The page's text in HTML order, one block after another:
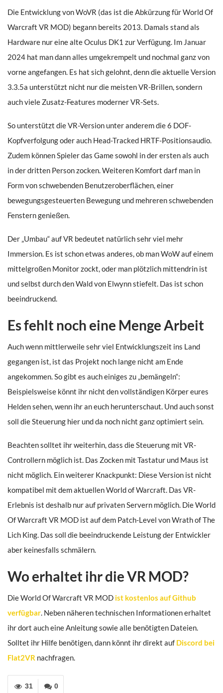
Die Entwicklung von WoVR (das ist die Abkürzung für World Of
Warcraft VR MOD) begann bereits 2013. Damals stand als
Hardware nur eine alte Oculus DK1 zur Verfügung. Im Januar
2024 hat man dann alles umgekrempelt und nochmal ganz von
vorne angefangen. Es hat sich gelohnt, denn die aktuelle Version
3.3.5a unterstützt nicht nur die meisten VR-Brillen, sondern
auch viele Zusatz-Features moderner VR-Sets.
So unterstützt die VR-Version unter anderem die 6 DOF-
Kopfverfolgung oder auch Head-Tracked HRTF-Positionsaudio.
Zudem können Spieler das Game sowohl in der ersten als auch
in der dritten Person zocken. Weiteren Komfort darf man in
Form von schwebenden Benutzeroberflächen, einer
bewegungsgesteuerten Bewegung und mehreren schwebenden
Fenstern genießen.
Der „Umbau“ auf VR bedeutet natürlich sehr viel mehr
Immersion. Es ist schon etwas anderes, ob man WoW auf einem
mittelgroßen Monitor zockt, oder man plötzlich mittendrin ist
und selbst durch den Wald von Elwynn stiefelt. Das ist schon
beeindruckend.
Es fehlt noch eine Menge Arbeit
Auch wenn mittlerweile sehr viel Entwicklungszeit ins Land
gegangen ist, ist das Projekt noch lange nicht am Ende
angekommen. So gibt es auch einiges zu „bemängeln“:
Beispielsweise könnt ihr nicht den vollständigen Körper eures
Helden sehen, wenn ihr an euch herunterschaut. Und auch sonst
soll die Steuerung hier und da noch nicht ganz optimiert sein.
Beachten solltet ihr weiterhin, dass die Steuerung mit VR-
Controllern möglich ist. Das Zocken mit Tastatur und Maus ist
nicht möglich. Ein weiterer Knackpunkt: Diese Version ist nicht
kompatibel mit dem aktuellen World of Warcraft. Das VR-
Erlebnis ist deshalb nur auf privaten Servern möglich. Die World
Of Warcraft VR MOD ist auf dem Patch-Level von Wrath of The
Lich King. Das soll die beeindruckende Leistung der Entwickler
aber keinesfalls schmälern.
Wo erhaltet ihr die VR MOD?
Die World Of Warcraft VR MOD ist kostenlos auf Github
verfügbar. Neben näheren technischen Informationen erhaltet
ihr dort auch eine Anleitung sowie alle benötigten Dateien.
Solltet ihr Hilfe benötigen, dann könnt ihr direkt auf Discord bei
Flat2VR nachfragen.
0
31